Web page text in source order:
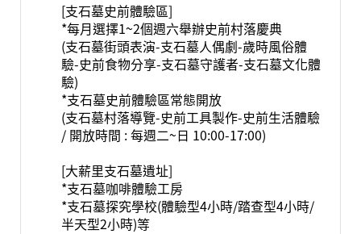
[支石墓史前體驗區]
*每月選擇1~2個週六舉辦史前村落慶典
(支石墓街頭表演-支石墓人偶劇-歲時風俗體
驗-史前食物分享-支石墓守護者-支石墓文化體
驗)
*支石墓史前體驗區常態開放
(支石墓村落導覽-史前工具製作-史前生活體驗
/ 開放時間 : 每週二~日 10:00-17:00)
[大薪里支石墓遺址]
*支石墓咖啡體驗工房
*支石墓探究學校(體驗型4小時/踏查型4小時/
半天型2小時)等